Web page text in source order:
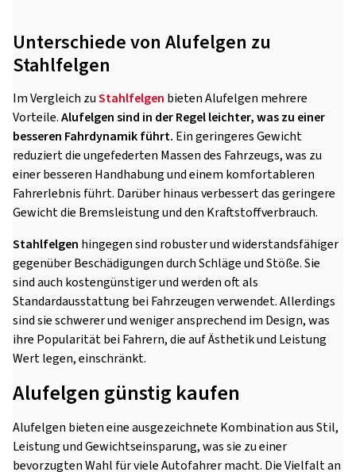
Unterschiede von Alufelgen zu
Stahlfelgen
Im Vergleich zuStahlfelgen bieten Alufelgen mehrere
Vorteile.Alufelgen sind in der Regel leichter, was zu einer
besseren Fahrdynamik führt. Ein geringeres Gewicht
reduziert die ungefederten Massen des Fahrzeugs, was zu
einer besseren Handhabung und einem komfortableren
Fahrerlebnis führt. Darüber hinaus verbessert das geringere
Gewicht die Bremsleistung und den Kraftstoffverbrauch.
Stahlfelgen hingegen sind robuster und widerstandsfähiger
gegenüber Beschädigungen durch Schläge und Stöße. Sie
sind auch kostengünstiger und werden oft als
Standardausstattung bei Fahrzeugen verwendet. Allerdings
sind sie schwerer und weniger ansprechend im Design, was
ihre Popularität bei Fahrern, die auf Ästhetik und Leistung
Wert legen, einschränkt.
Alufelgen günstig kaufen
Alufelgen bieten eine ausgezeichnete Kombination aus Stil,
Leistung und Gewichtseinsparung, was sie zu einer
bevorzugten Wahl für viele Autofahrer macht. Die Vielfalt an